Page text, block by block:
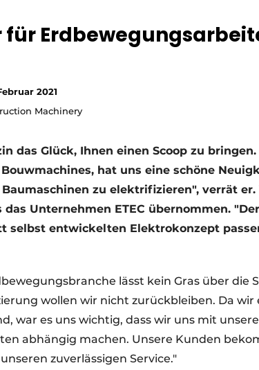
2021
Machinery
das Glück, Ihnen einen Scoop zu bringen.
hat uns eine schöne
zu elektrifizieren", verrät er.
Unternehmen ETEC übernommen.
selbst entwickelten Elektrokonzept
lässt kein Gras über die
wollen wir nicht zurückbleiben. Da wir
war es uns wichtig, dass wir uns mit
abhängig machen. Unsere Kunden
zuverlässigen Service."